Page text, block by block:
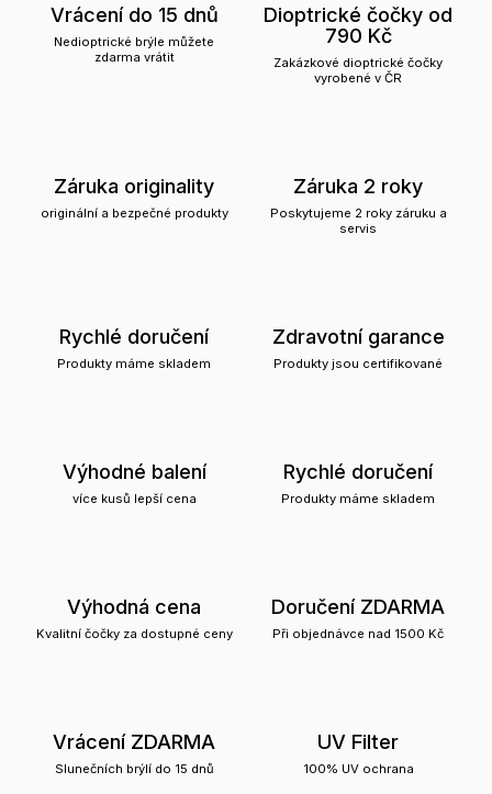
Vrácení do 15 dnů
Nedioptrické brýle můžete
zdarma vrátit
Dioptrické čočky od
790 Kč
Zakázkové dioptrické čočky
vyrobené v ČR
Záruka originality
originální a bezpečné produkty
Záruka 2 roky
Poskytujeme 2 roky záruku a
servis
Rychlé doručení
Produkty máme skladem
Zdravotní garance
Produkty jsou certifikované
Výhodné balení
více kusů lepší cena
Rychlé doručení
Produkty máme skladem
Výhodná cena
Kvalitní čočky za dostupné ceny
Doručení ZDARMA
Při objednávce nad 1500 Kč
Vrácení ZDARMA
Slunečních brýlí do 15 dnů
UV Filter
100% UV ochrana